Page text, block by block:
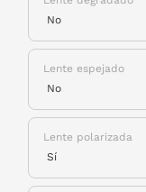
Lente espejado
Lente polarizada